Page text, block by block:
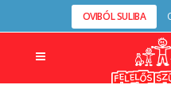
OVIBÓL SULIBA